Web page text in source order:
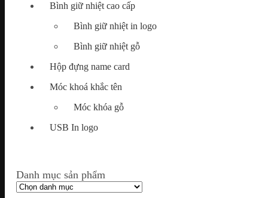
Bình giữ nhiệt cao cấp
Bình giữ nhiệt in logo
Bình giữ nhiệt gỗ
Hộp đựng name card
Móc khoá khắc tên
Móc khóa gỗ
USB In logo
Danh mục sản phẩm